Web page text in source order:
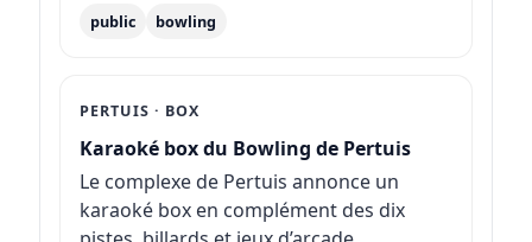
public bowling
PERTUIS · BOX
Karaoké box du Bowling de Pertuis
Le complexe de Pertuis annonce un
karaoké box en complément des dix